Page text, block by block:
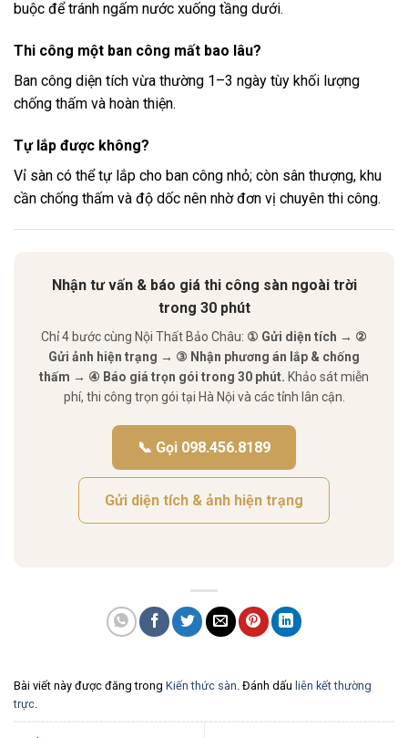
buộc để tránh ngấm nước xuống tầng dưới.
Thi công một ban công mất bao lâu?
Ban công diện tích vừa thường 1–3 ngày tùy khối lượng
chống thấm và hoàn thiện.
Tự lắp được không?
Vỉ sàn có thể tự lắp cho ban công nhỏ; còn sân thượng, khu
cần chống thấm và độ dốc nên nhờ đơn vị chuyên thi công.
Nhận tư vấn & báo giá thi công sàn ngoài trời
trong 30 phút
Chỉ 4 bước cùng Nội Thất Bảo Châu: ① Gửi diện tích → ②
Gửi ảnh hiện trạng → ③ Nhận phương án lắp & chống
thấm → ④ Báo giá trọn gói trong 30 phút. Khảo sát miễn
phí, thi công trọn gói tại Hà Nội và các tỉnh lân cận.
📞 Gọi 098.456.8189
Gửi diện tích & ảnh hiện trạng
Bài viết này được đăng trong Kiến thức sàn . Đánh dấu liên kết thường
trực